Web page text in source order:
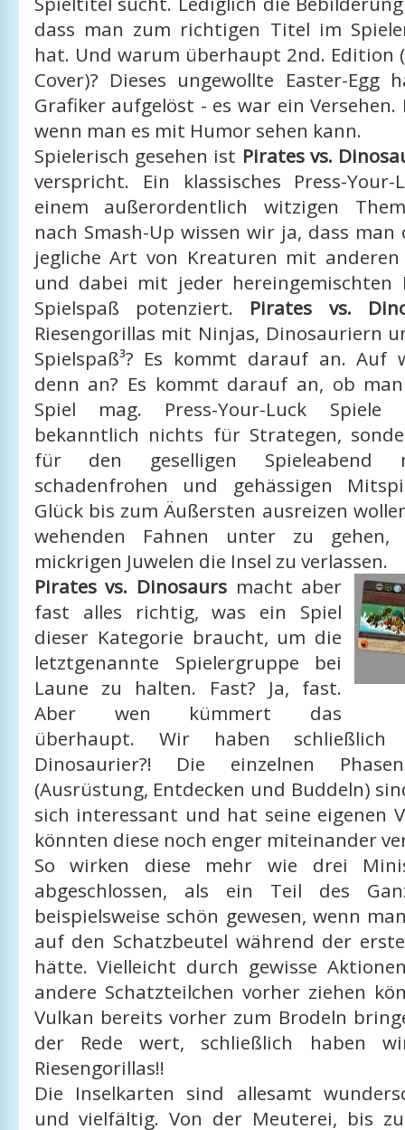
dass man zum richtigen Titel im
hat. Und warum überhaupt 2nd. Edition
Cover)? Dieses ungewollte Easter-Egg
Grafiker aufgelöst - es war ein
wenn man es mit Humor sehen kann.
Spielerisch gesehen ist Pirates vs.
verspricht. Ein klassisches Press-
einem außerordentlich witzigen
nach Smash-Up wissen wir ja, dass man
jegliche Art von Kreaturen mit
und dabei mit jeder hereingemischten
Spielspaß potenziert. Pirates vs.
Riesengorillas mit Ninjas, Dinosauriern
Spielspaß³? Es kommt darauf an. Auf
denn an? Es kommt darauf an, ob
Spiel mag. Press-Your-Luck
bekanntlich nichts für Strategen,
für den geselligen Spieleabend
schadenfrohen und gehässigen
Glück bis zum Äußersten ausreizen
wehenden Fahnen unter zu
mickrigen Juwelen die Insel zu verlassen.
Pirates vs. Dinosaurs macht aber
fast alles richtig, was ein Spiel
dieser Kategorie braucht, um die
letztgenannte Spielergruppe bei
Laune zu halten. Fast? Ja, fast.
Aber wen kümmert das
überhaupt. Wir haben
Dinosaurier?! Die einzelnen
(Ausrüstung, Entdecken und Buddeln)
sich interessant und hat seine eigenen
könnten diese noch enger miteinander
So wirken diese mehr wie drei
abgeschlossen, als ein Teil des
beispielsweise schön gewesen, wenn
auf den Schatzbeutel während der
hätte. Vielleicht durch gewisse
andere Schatzteilchen vorher ziehen
Vulkan bereits vorher zum Brodeln
der Rede wert, schließlich haben
Riesengorillas!!
Die Inselkarten sind allesamt
und vielfältig. Von der Meuterei, bis